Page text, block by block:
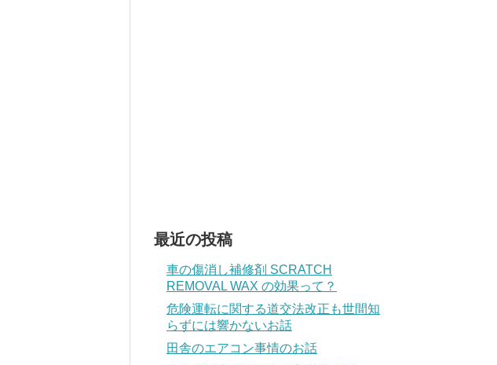
最近の投稿
車の傷消し補修剤 SCRATCH
REMOVAL WAX の効果って？
危険運転に関する道交法改正も世間知
らずには響かないお話
田舎のエアコン事情のお話